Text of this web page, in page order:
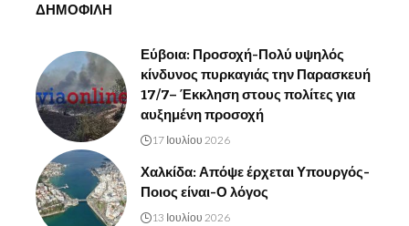
ΔΗΜΟΦΙΛΗ
Εύβοια: Προσοχή-Πολύ υψηλός
κίνδυνος πυρκαγιάς την Παρασκευή
17/7– Έκκληση στους πολίτες για
αυξημένη προσοχή
17 Ιουλίου 2026
Χαλκίδα: Απόψε έρχεται Υπουργός-
Ποιος είναι-Ο λόγος
13 Ιουλίου 2026